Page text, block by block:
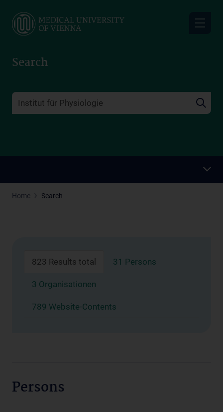
main
Search
Home Search
823 Results total 31 Persons
3 Organisationen
789 Website-Contents
Persons